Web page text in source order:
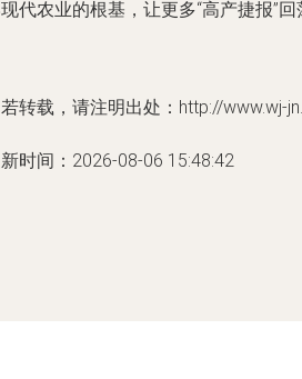
代农业的根基，让更多“高产捷报”回
转载，请注明出处：http://www.wj-
时间：2026-08-06 15:48:42